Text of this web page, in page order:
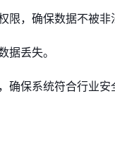
限，确保数据不被非
据丢失。
确保系统符合行业安